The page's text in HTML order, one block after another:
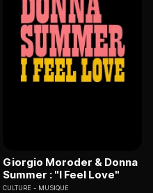
Giorgio Moroder & Donna
Summer : "I Feel Love"
CULTURE MUSIQUE